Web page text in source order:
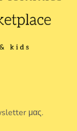
μας.